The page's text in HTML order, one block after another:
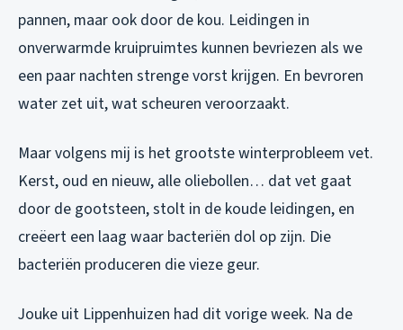
pannen, maar ook door de kou. Leidingen in
onverwarmde kruipruimtes kunnen bevriezen als we
een paar nachten strenge vorst krijgen. En bevroren
water zet uit, wat scheuren veroorzaakt.
Maar volgens mij is het grootste winterprobleem vet.
Kerst, oud en nieuw, alle oliebollen… dat vet gaat
door de gootsteen, stolt in de koude leidingen, en
creëert een laag waar bacteriën dol op zijn. Die
bacteriën produceren die vieze geur.
Jouke uit Lippenhuizen had dit vorige week. Na de